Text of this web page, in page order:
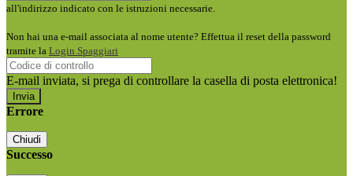
all'indirizzo indicato con le istruzioni necessarie.
Non hai una e-mail associata al nome utente? Effettua il reset della password
tramite la Login Spaggiari
E-mail inviata, si prega di controllare la casella di posta elettronica!
Errore
Chiudi
Successo